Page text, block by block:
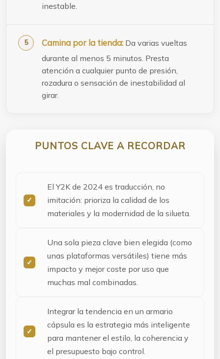
inestable.
Camina por la tienda: Da varias vueltas
durante al menos 5 minutos. Presta
atención a cualquier punto de presión,
rozadura o sensación de inestabilidad al
girar.
PUNTOS CLAVE A RECORDAR
El Y2K de 2024 es traducción, no
imitación: prioriza la calidad de los
materiales y la modernidad de la silueta.
Una sola pieza clave bien elegida (como
unas plataformas versátiles) tiene más
impacto y mejor coste por uso que
muchas mal combinadas.
Integrar la tendencia en un armario
cápsula es la estrategia más inteligente
para mantener el estilo, la coherencia y
el presupuesto bajo control.